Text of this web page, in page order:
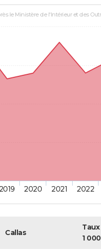
le Ministère de l'Intérieur et des
2019 2020 2021 2022
Callas
1